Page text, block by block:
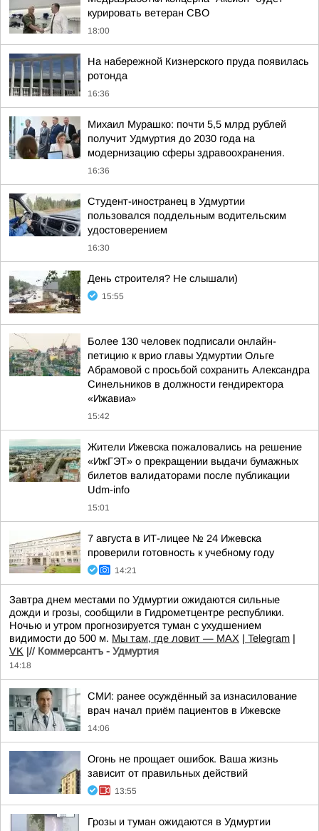
курировать ветеран СВО
18:00
На набережной Кизнерского пруда появилась
ротонда
16:36
Михаил Мурашко: почти 5,5 млрд рублей
получит Удмуртия до 2030 года на
модернизацию сферы здравоохранения.
16:36
Студент-иностранец в Удмуртии
пользовался поддельным водительским
удостоверением
16:30
День строителя? Не слышали)
15:55
Более 130 человек подписали онлайн-
петицию к врио главы Удмуртии Ольге
Абрамовой с просьбой сохранить Александра
Синельников в должности гендиректора
«Ижавиа»
15:42
Жители Ижевска пожаловались на решение
«ИжГЭТ» о прекращении выдачи бумажных
билетов валидаторами после публикации
Udm-info
15:01
7 августа в ИТ-лицее № 24 Ижевска
проверили готовность к учебному году
14:21
Завтра днем местами по Удмуртии ожидаются сильные
дожди и грозы, сообщили в Гидрометцентре республики.
Ночью и утром прогнозируется туман с ухудшением
видимости до 500 м. Мы там, где ловит — MAX | Telegram |
VK |// Коммерсантъ - Удмуртия
14:18
СМИ: ранее осуждённый за изнасилование
врач начал приём пациентов в Ижевске
14:06
Огонь не прощает ошибок. Ваша жизнь
зависит от правильных действий
13:55
Грозы и туман ожидаются в Удмуртии